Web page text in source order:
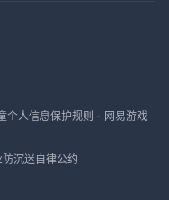
个人信息保护规则 - 网易游戏
沉迷自律公约